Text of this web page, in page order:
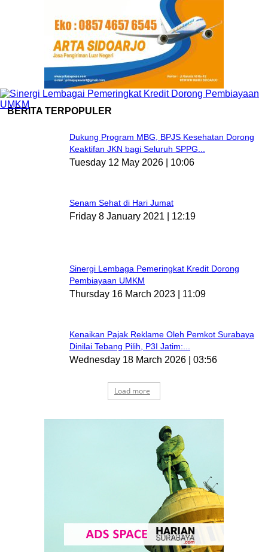
BERITA TERPOPULER
Dukung Program MBG, BPJS Kesehatan Dorong
Keaktifan JKN bagi Seluruh SPPG...
Tuesday 12 May 2026 | 10:06
Senam Sehat di Hari Jumat
Friday 8 January 2021 | 12:19
Sinergi Lembaga Pemeringkat Kredit Dorong
Pembiayaan UMKM
Thursday 16 March 2023 | 11:09
Kenaikan Pajak Reklame Oleh Pemkot Surabaya
Dinilai Tebang Pilih, P3I Jatim:...
Wednesday 18 March 2026 | 03:56
Load more